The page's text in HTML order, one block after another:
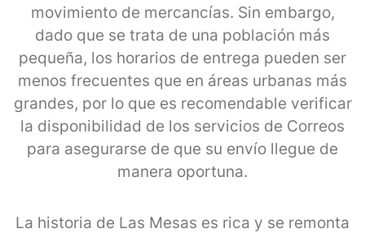
movimiento de mercancías. Sin embargo,
dado que se trata de una población más
pequeña, los horarios de entrega pueden ser
menos frecuentes que en áreas urbanas más
grandes, por lo que es recomendable verificar
la disponibilidad de los servicios de Correos
para asegurarse de que su envío llegue de
manera oportuna.
La historia de Las Mesas es rica y se remonta